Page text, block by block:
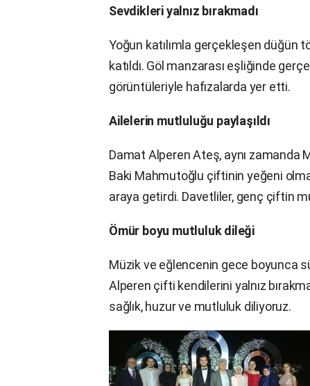
Sevdikleri yalnız bırakmadı
Yoğun katılımla gerçekleşen düğün
katıldı. Göl manzarası eşliğinde
görüntüleriyle hafızalarda yer etti.
Ailelerin mutluluğu paylaşıldı
Damat Alperen Ateş, aynı zamanda
Baki Mahmutoğlu çiftinin yeğeni
araya getirdi. Davetliler, genç çiftin
Ömür boyu mutluluk dileği
Müzik ve eğlencenin gece boyunca
Alperen çifti kendilerini yalnız
sağlık, huzur ve mutluluk diliyoruz.